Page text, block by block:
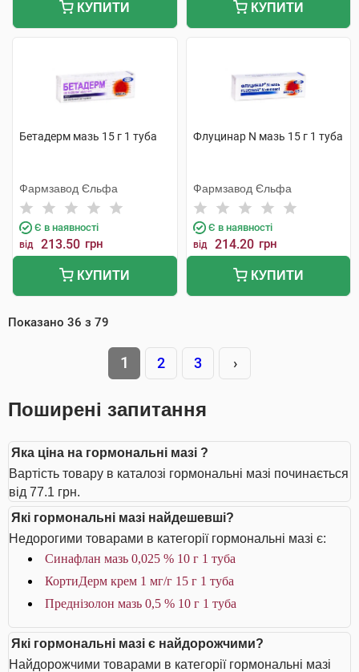
КУПИТИ КУПИТИ
Бетадерм мазь 15 г 1 туба
Фармзавод Єльфа
Є в наявності
від 213.50 грн
КУПИТИ
Флуцинар N мазь 15 г 1 туба
Фармзавод Єльфа
Є в наявності
від 214.20 грн
КУПИТИ
Показано 36 з 79
1 2 3 ›
Поширені запитання
Яка ціна на гормональні мазі ?
Вартість товару в каталозі гормональні мазі починається
від 77.1 грн.
Які гормональні мазі найдешевші?
Недорогими товарами в категорії гормональні мазі є:
Синафлан мазь 0,025 % 10 г 1 туба
КортиДерм крем 1 мг/г 15 г 1 туба
Преднізолон мазь 0,5 % 10 г 1 туба
Які гормональні мазі є найдорожчими?
Найдорожчими товарами в категорії гормональні мазі